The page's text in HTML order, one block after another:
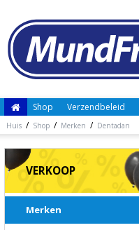
Shop Verzendbeleid
Huis / Shop / Merken / Dentadan
VERKOOP
Merken